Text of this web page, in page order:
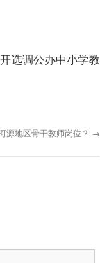
选调公办中小学教
源地区骨干教师岗位？ →